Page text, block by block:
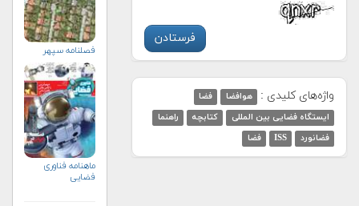
واژه‌های کلیدی : هوافضا
فضا
ایستگاه فضایی بین المللی
کتابچه
راهنما
فضانورد
ISS فضا
فصلنامه سپهر
ماهنامه فناوری
فضایی